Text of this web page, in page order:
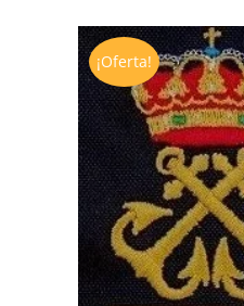
¡Oferta!